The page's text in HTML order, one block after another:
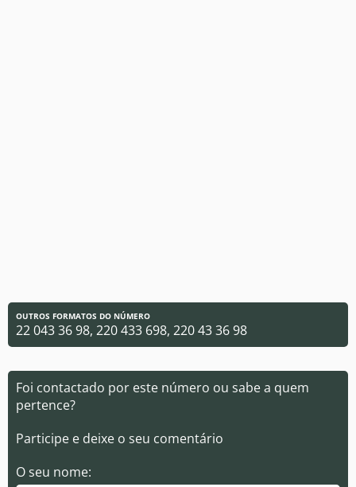
OUTROS FORMATOS DO NÚMERO
22 043 36 98, 220 433 698, 220 43 36 98
Foi contactado por este número ou sabe a quem
pertence?
Participe e deixe o seu comentário
O seu nome: